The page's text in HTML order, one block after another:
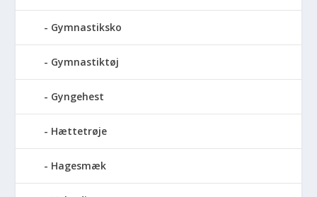
Gymnastiksko
Gymnastiktøj
Gyngehest
Hættetrøje
Hagesmæk